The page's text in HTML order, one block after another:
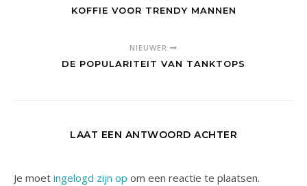
KOFFIE VOOR TRENDY MANNEN
NIEUWER
DE POPULARITEIT VAN TANKTOPS
LAAT EEN ANTWOORD ACHTER
Je moet ingelogd zijn op om een reactie te plaatsen.